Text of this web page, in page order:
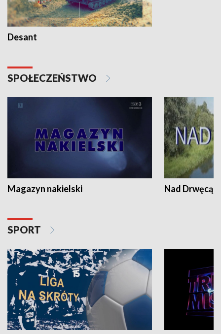
Desant
SPOŁECZEŃSTWO
Magazyn nakielski Nad Drwęcą
SPORT